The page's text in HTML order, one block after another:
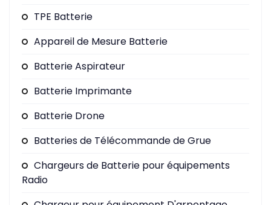
TPE Batterie
Appareil de Mesure Batterie
Batterie Aspirateur
Batterie Imprimante
Batterie Drone
Batteries de Télécommande de Grue
Chargeurs de Batterie pour équipements
Radio